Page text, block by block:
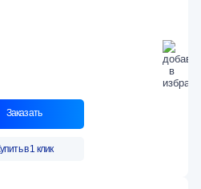
Заказать
в 1 клик